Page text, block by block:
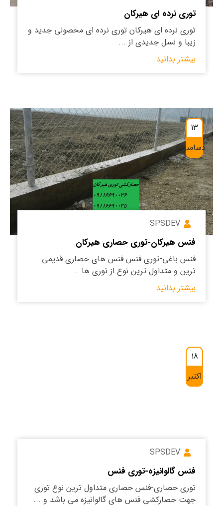
توری نرده ای هیرکان
توری نرده ای هیرکان توری نرده ای محصولی جدید و
زیبا و نسل جدیدی از ...
بیشتر بدانید
13
دسامبر
SPSDEV
فنس هیرکان-توری حصاری هیرکان
فنس باغی-توری فنس فنس های حصاری قدیمی
ترین و متداول ترین نوع از توری ها ...
بیشتر بدانید
18
اکتبر
SPSDEV
فنس گالوانیزه-توری فنس
توری حصاری-فنس حصاری متداول ترین نوع توری
جهت حصارکشی فنس های گالوانیزه می باشد و ...